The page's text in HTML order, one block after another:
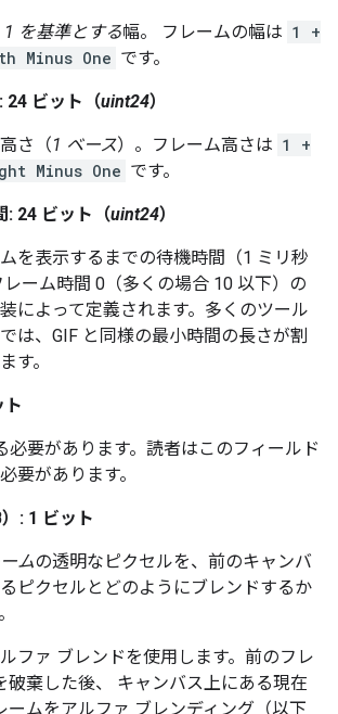
1 を基準とする幅。 フレームの幅は 1 +
Minus One です。
24 ビット（uint24）
さ（1 ベース）。フレーム高さは 1 +
Minus One です。
: 24 ビット（uint24）
を表示するまでの待機時間（1 ミリ秒
ーム時間 0（多くの場合 10 以下）の
によって定義されます。多くのツール
は、GIF と同様の最小時間の長さが割
す。
ト
必要があります。読者はこのフィールド
要があります。
: 1 ビット
ムの透明なピクセルを、前のキャンバ
ピクセルとどのようにブレンドするか
ファ ブレンドを使用します。前のフレ
破棄した後、 キャンバス上にある現在
ームをアルファ ブレンディング（以下